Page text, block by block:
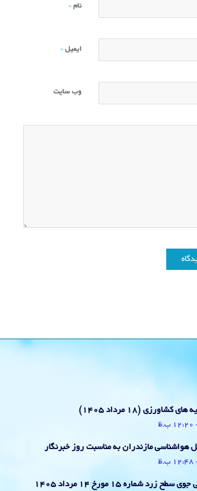
نام *
ایمیل *
وب‌ سایت
(18 مرداد ۱۴۰۵)
هواشناسی مازندران به مناسبت روز خبرنگار
شماره 15 مورخ 14 مرداد 1405